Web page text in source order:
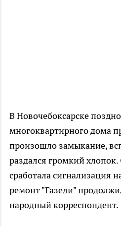
В Новочебоксарске
многоквартирного дома
произошло замыкание,
раздался громкий
сработала сигнализация
ремонт "Газели"
народный корреспондент.